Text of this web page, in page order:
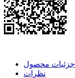
جزئیات محصول
نظرات